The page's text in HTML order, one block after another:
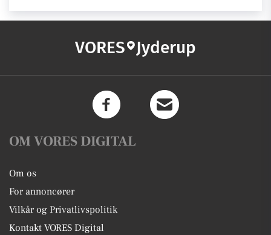
VORES Jyderup
OM VORES DIGITAL
Om os
For annoncører
Vilkår og Privatlivspolitik
Kontakt VORES Digital